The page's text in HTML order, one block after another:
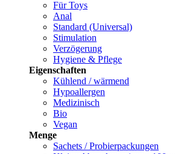
Für Toys
Anal
Standard (Universal)
Stimulation
Verzögerung
Hygiene & Pflege
Eigenschaften
Kühlend / wärmend
Hypoallergen
Medizinisch
Bio
Vegan
Menge
Sachets / Probierpackungen